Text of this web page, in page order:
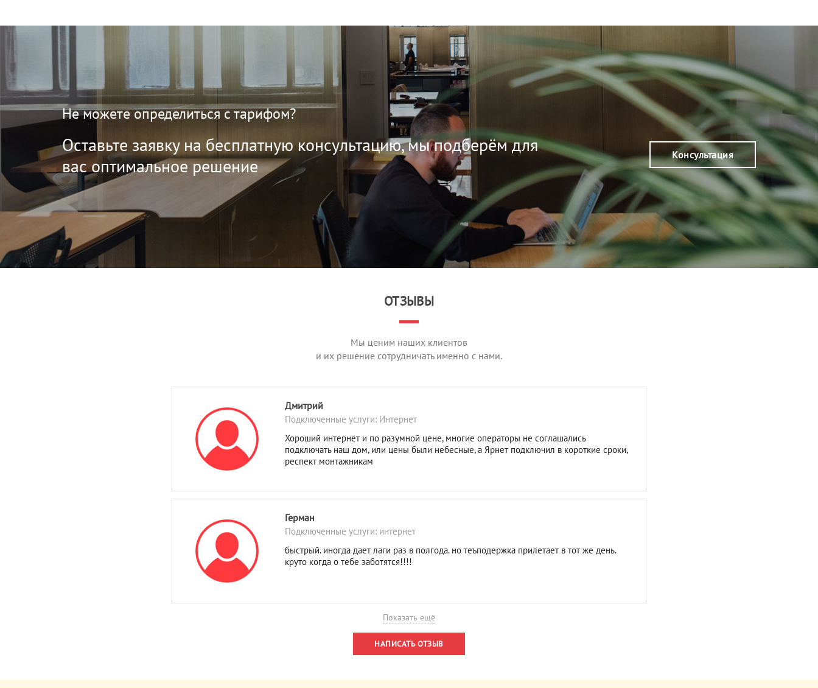
Не можете определиться с тарифом?
Оставьте заявку на бесплатную консультацию, мы подберём для
вас оптимальное решение
Консультация
ОТЗЫВЫ
Мы ценим наших клиентов
и их решение сотрудничать именно с нами.
Дмитрий
Подключенные услуги: Интернет
Хороший интернет и по разумной цене, многие операторы не соглашались
подключать наш дом, или цены были небесные, а Ярнет подключил в короткие сроки,
респект монтажникам
Герман
Подключенные услуги: интернет
быстрый. иногда дает лаги раз в полгода. но теъподержка прилетает в тот же день.
круто когда о тебе заботятся!!!!
Показать ещё
НАПИСАТЬ ОТЗЫВ